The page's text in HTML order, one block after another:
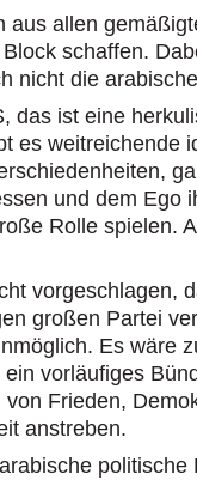
aus allen
schaffen.
nicht die
das ist eine
es weitreichende
und dem Ego
Rolle spielen.
vorgeschlagen,
großen Partei
Es wäre
vorläufiges
von Frieden,
anstreben.